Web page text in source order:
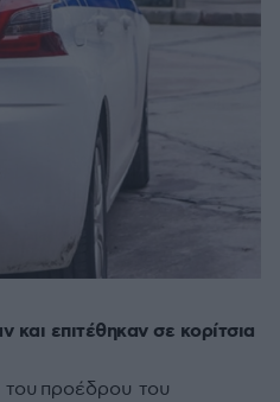
επιτέθηκαν σε κορίτσια
προέδρου του